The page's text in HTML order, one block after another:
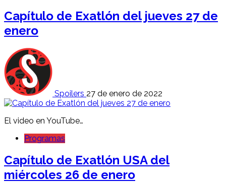
Capítulo de Exatlón del jueves 27 de
enero
Spoilers 27 de enero de 2022
El video en YouTube…
Programas
Capítulo de Exatlón USA del
miércoles 26 de enero